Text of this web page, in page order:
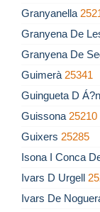
Granyanella
Granyena De
Granyena De
Guimerà 25341
Guingueta D
Guissona 25210
Guixers 25285
Isona I Conca
Ivars D Urgell
Ivars De